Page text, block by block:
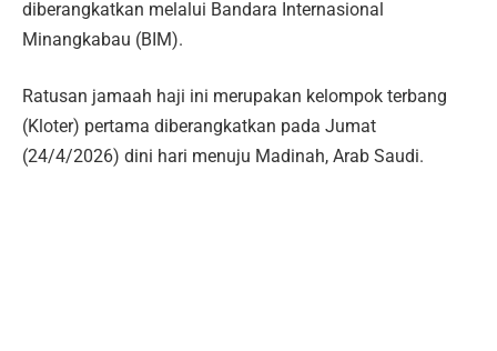
diberangkatkan melalui Bandara Internasional
Minangkabau (BIM).
Ratusan jamaah haji ini merupakan kelompok terbang
(Kloter) pertama diberangkatkan pada Jumat
(24/4/2026) dini hari menuju Madinah, Arab Saudi.